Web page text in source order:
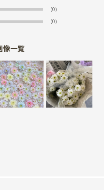
(0)
(0)
像一覧